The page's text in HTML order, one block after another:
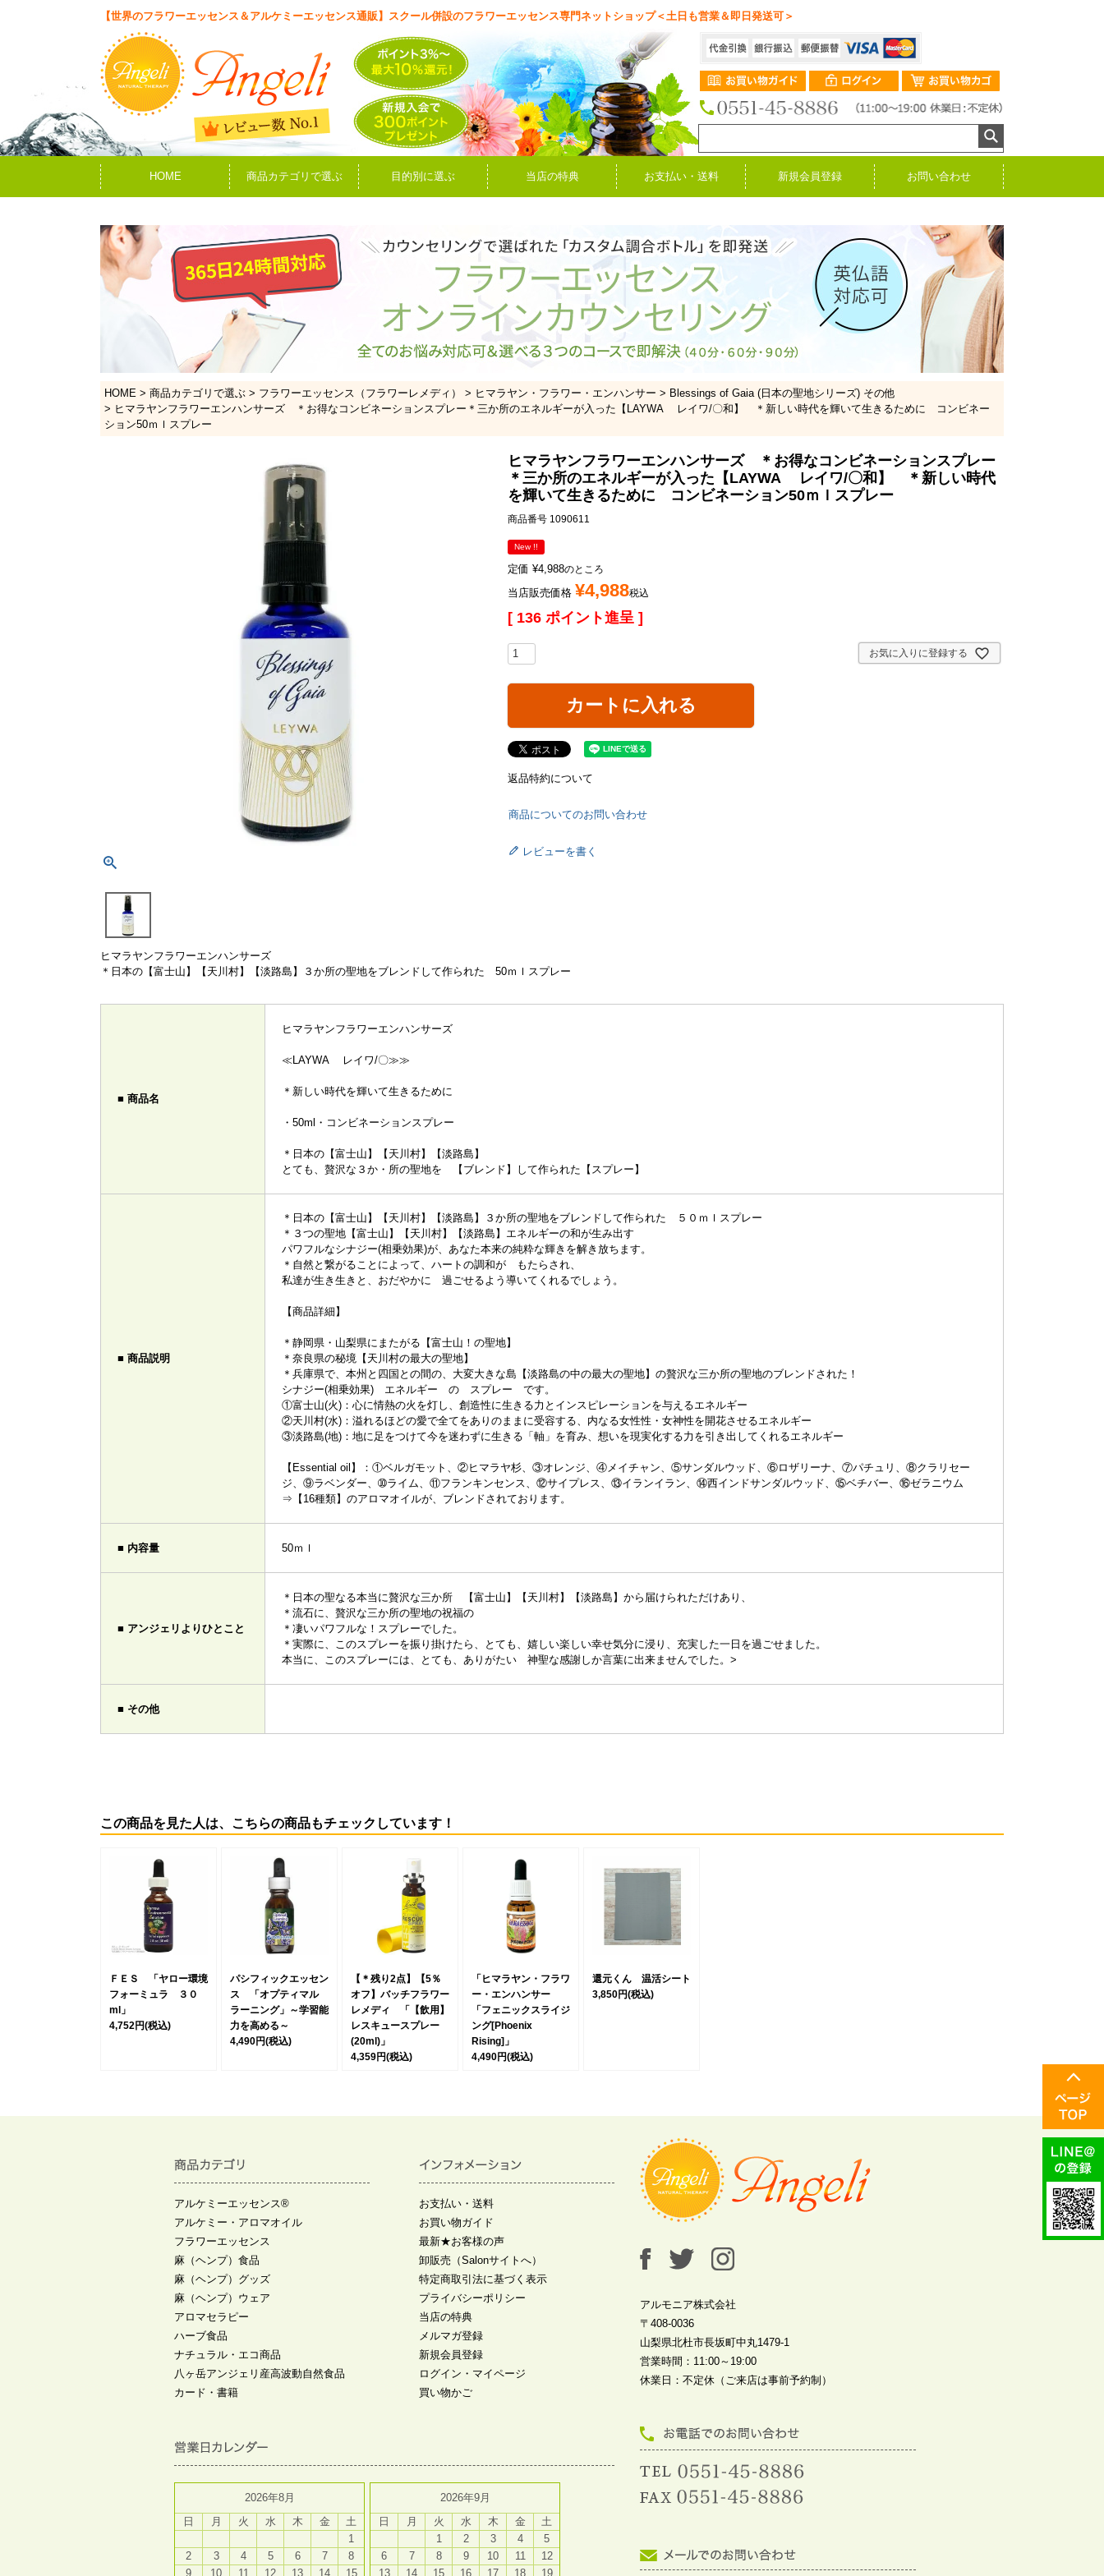
【世界のフラワーエッセンス＆アルケミーエッセンス通販】スクール併設のフラワーエッセンス専門ネットショップ＜土日も営業＆即日発送可＞
HOME 商品カテゴリで選ぶ 目的別に選ぶ 当店の特典 お支払い・送料 新規会員登録 お問い合わせ
HOME 商品カテゴリで選ぶ フラワーエッセンス（フラワーレメディ） ヒマラヤン・フラワー・エンハンサー
Blessings of Gaia (日本の聖地シリーズ) その他
ヒマラヤンフラワーエンハンサーズ ＊お得なコンビネーションスプレー＊三か所のエネルギーが入った【LAYWA レイワ/〇和】 ＊新しい時代を輝いて生きるために コンビネー
ション50ｍｌスプレー
ヒマラヤンフラワーエンハンサーズ ＊お得なコンビネーションスプレー
＊三か所のエネルギーが入った【LAYWA レイワ/〇和】 ＊新しい時代
を輝いて生きるために コンビネーション50ｍｌスプレー
商品番号 1090611
New !!
定価 ¥4,988のところ
当店販売価格 ¥4,988税込
[ 136 ポイント進呈 ]
お気に入りに登録する
カートに入れる
返品特約について
商品についてのお問い合わせ
レビューを書く
ヒマラヤンフラワーエンハンサーズ
＊日本の【富士山】【天川村】【淡路島】３か所の聖地をブレンドして作られた 50ｍｌスプレー
■ 商品名
ヒマラヤンフラワーエンハンサーズ
≪LAYWA レイワ/〇≫≫
＊新しい時代を輝いて生きるために
・50ml・コンビネーションスプレー
＊日本の【富士山】【天川村】【淡路島】
とても、贅沢な３か・所の聖地を 【ブレンド】して作られた【スプレー】
■ 商品説明
＊日本の【富士山】【天川村】【淡路島】３か所の聖地をブレンドして作られた ５０ｍｌスプレー
＊３つの聖地【富士山】【天川村】【淡路島】エネルギーの和が生み出す
パワフルなシナジー(相乗効果)が、あなた本来の純粋な輝きを解き放ちます。
＊自然と繋がることによって、ハートの調和が もたらされ、
私達が生き生きと、おだやかに 過ごせるよう導いてくれるでしょう。
【商品詳細】
＊静岡県・山梨県にまたがる【富士山！の聖地】
＊奈良県の秘境【天川村の最大の聖地】
＊兵庫県で、本州と四国との間の、大変大きな島【淡路島の中の最大の聖地】の贅沢な三か所の聖地のブレンドされた！
シナジー(相乗効果) エネルギー の スプレー です。
①富士山(火)：心に情熱の火を灯し、創造性に生きる力とインスピレーションを与えるエネルギー
②天川村(水)：溢れるほどの愛で全てをありのままに受容する、内なる女性性・女神性を開花させるエネルギー
③淡路島(地)：地に足をつけて今を迷わずに生きる「軸」を育み、想いを現実化する力を引き出してくれるエネルギー
【Essential oil】：①ベルガモット、②ヒマラヤ杉、③オレンジ、④メイチャン、⑤サンダルウッド、⑥ロザリーナ、⑦パチュリ、⑧クラリセー
ジ、⑨ラベンダー、➉ライム、⑪フランキンセンス、⑫サイプレス、⑬イランイラン、⑭西インドサンダルウッド、⑮ベチバー、⑯ゼラニウム
⇒【16種類】のアロマオイルが、ブレンドされております。
■ 内容量 50ｍｌ
■ アンジェリよりひとこと
＊日本の聖なる本当に贅沢な三か所 【富士山】【天川村】【淡路島】から届けられただけあり、
＊流石に、贅沢な三か所の聖地の祝福の
＊凄いパワフルな！スプレーでした。
＊実際に、このスプレーを振り掛けたら、とても、嬉しい楽しい幸せ気分に浸り、充実した一日を過ごせました。
本当に、このスプレーには、とても、ありがたい 神聖な感謝しか言葉に出来ませんでした。>
■ その他
この商品を見た人は、こちらの商品もチェックしています！
ＦＥＳ 「ヤロー環境
フォーミュラ ３０
ml」
4,752円(税込)
パシフィックエッセン
ス 「オプティマル
ラーニング」～学習能
力を高める～
4,490円(税込)
【＊残り2点】【5％
オフ】バッチフラワー
レメディ 「【飲用】
レスキュースプレー
(20ml)」
4,359円(税込)
「ヒマラヤン・フラワ
ー・エンハンサー
「フェニックスライジ
ング[Phoenix
Rising]」
4,490円(税込)
還元くん 温活シート
3,850円(税込)
アルケミーエッセンス®
アルケミー・アロマオイル
フラワーエッセンス
麻（ヘンプ）食品
麻（ヘンプ）グッズ
麻（ヘンプ）ウェア
アロマセラピー
ハーブ食品
ナチュラル・エコ商品
八ヶ岳アンジェリ産高波動自然食品
カード・書籍
お支払い・送料
お買い物ガイド
最新★お客様の声
卸販売（Salonサイトへ）
特定商取引法に基づく表示
プライバシーポリシー
当店の特典
メルマガ登録
新規会員登録
ログイン・マイページ
買い物かご
2026年8月
日
月 火 水 木 金
土
1
2
3 4 5 6 7
8
9
10 11 12 13 14 15
2026年9月
日
月 火 水 木 金
土
1
2 3 4
5
6
7 8 9 10 11
12
13
14 15 16 17 18 19
アルモニア株式会社
〒408-0036
山梨県北杜市長坂町中丸1479-1
営業時間：11:00～19:00
休業日：不定休（ご来店は事前予約制）